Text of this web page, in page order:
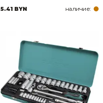
5.41 BYN наличие: